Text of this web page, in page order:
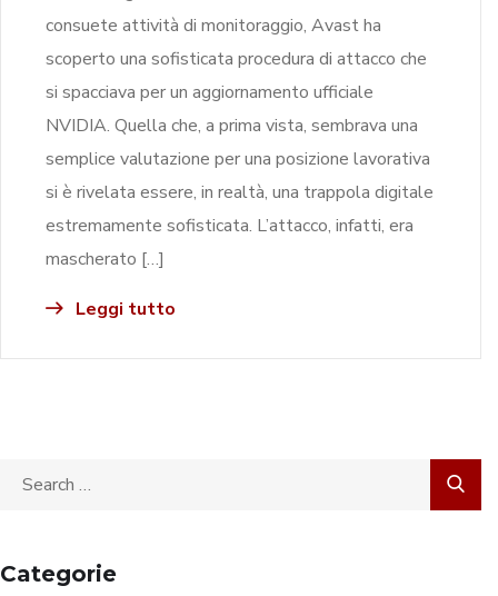
consuete attività di monitoraggio, Avast ha
scoperto una sofisticata procedura di attacco che
si spacciava per un aggiornamento ufficiale
NVIDIA. Quella che, a prima vista, sembrava una
semplice valutazione per una posizione lavorativa
si è rivelata essere, in realtà, una trappola digitale
estremamente sofisticata. L’attacco, infatti, era
mascherato […]
Leggi tutto
Categorie